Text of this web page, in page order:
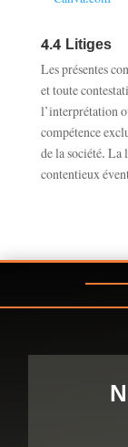
4.4 Litiges
Les présentes
et toute
l’interprétation
compétence
de la société. La
contentieux